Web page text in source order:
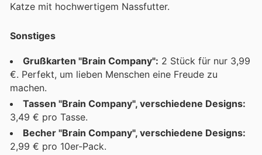
Katze mit hochwertigem Nassfutter.
Sonstiges
Grußkarten "Brain Company": 2 Stück für nur 3,99
€. Perfekt, um lieben Menschen eine Freude zu
machen.
Tassen "Brain Company", verschiedene Designs:
3,49 € pro Tasse.
Becher "Brain Company", verschiedene Designs:
2,99 € pro 10er-Pack.